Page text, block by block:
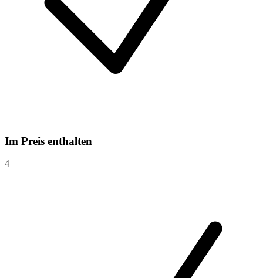
Im Preis enthalten
4